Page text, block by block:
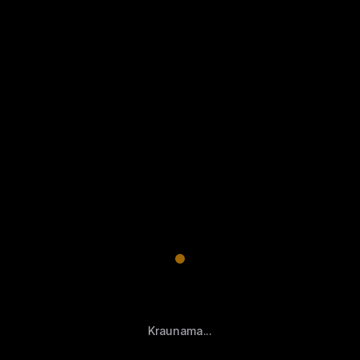
Kraunama...